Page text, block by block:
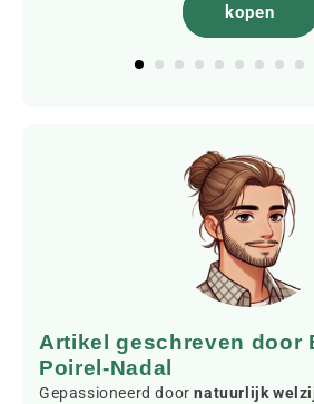
kopen
Artikel geschreven door
Poirel-Nadal
Gepassioneerd doornatuurlijk